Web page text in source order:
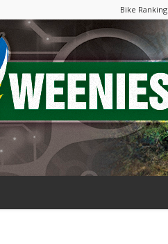
Bike Ranking